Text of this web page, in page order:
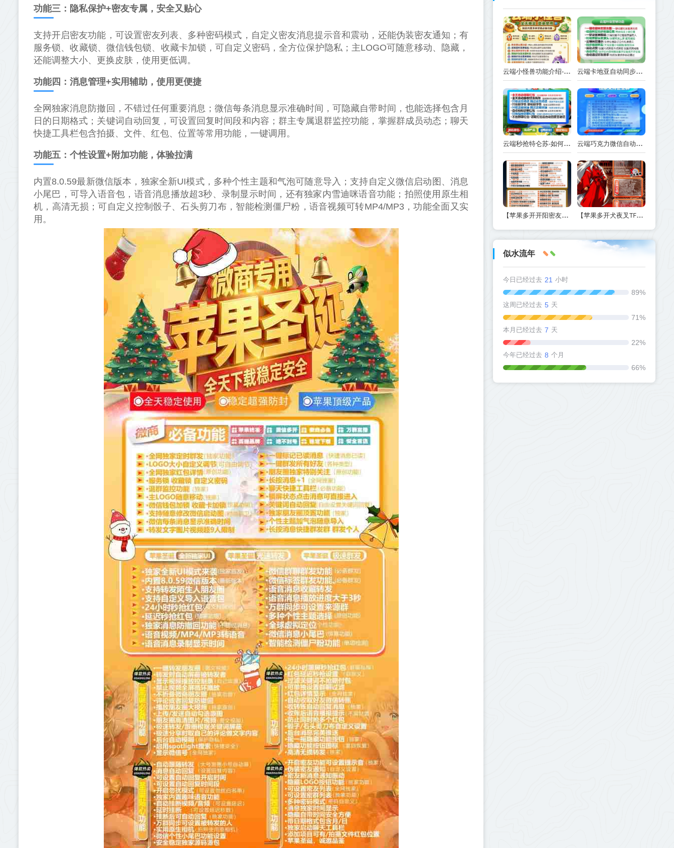
功能三：隐私保护+密友专属，安全又贴心
支持开启密友功能，可设置密友列表、多种密码模式，自定义密友消息提示音和震动，还能伪装密友通知；有
服务锁、收藏锁、微信钱包锁、收藏卡加锁，可自定义密码，全方位保护隐私；主LOGO可随意移动、隐藏，
还能调整大小、更换皮肤，使用更低调。
功能四：消息管理+实用辅助，使用更便捷
全网独家消息防撤回，不错过任何重要消息；微信每条消息显示准确时间，可隐藏自带时间，也能选择包含月
日的日期格式；关键词自动回复，可设置回复时间段和内容；群主专属退群监控功能，掌握群成员动态；聊天
快捷工具栏包含拍摄、文件、红包、位置等常用功能，一键调用。
功能五：个性设置+附加功能，体验拉满
内置8.0.59最新微信版本，独家全新UI模式，多种个性主题和气泡可随意导入；支持自定义微信启动图、消息
小尾巴，可导入语音包，语音消息播放超3秒、录制显示时间，还有独家内雪迪咪语音功能；拍照使用原生相
机，高清无损；可自定义控制骰子、石头剪刀布，智能检测僵尸粉，语音视频可转MP4/MP3，功能全面又实
用。
云端小怪兽功能介绍-使用注意事项 云端卡地亚自动同步跟随转发朋友圈_卡地亚官方微信一键转发
云端秒抢特仑苏-如何实现抢红包功能-工作原理解析 云端巧克力微信自动抢红包操作流程巧克力激活码续费云端秒抢辅助工具
【苹果多开开阳密友功能-激活码商城版】另外支持虚拟视频功能 【苹果多开犬夜叉TF兑换激活码官网下载方法】如何实现定时群发和万群同步
似水流年
今日已经过去 21 小时
89%
这周已经过去 5 天
71%
本月已经过去 7 天
22%
今年已经过去 8 个月
66%